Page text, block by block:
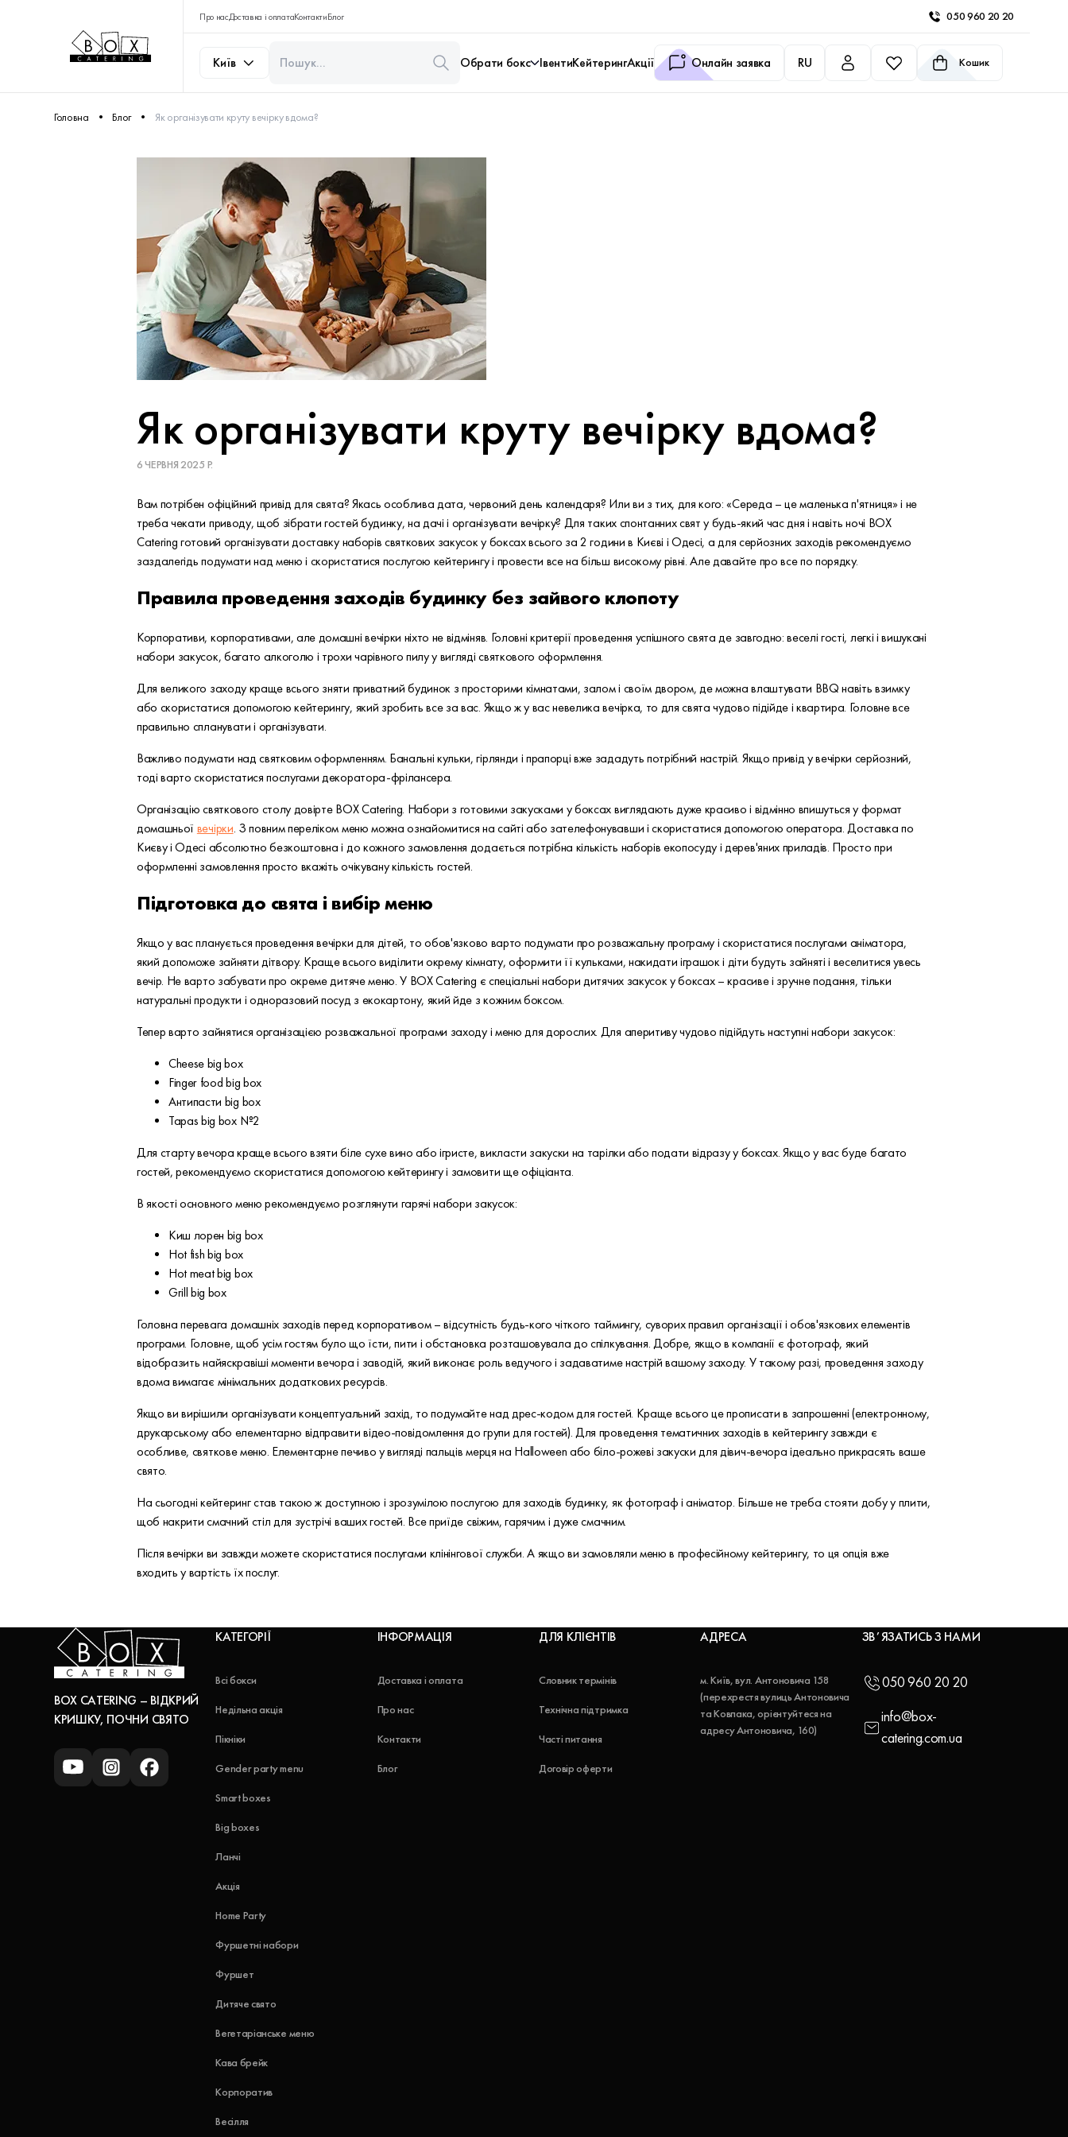
Про насДоставка і оплатаКонтактиБлог 050 960 20 20
Київ Обрати бокс ІвентиКейтерингАкції Онлайн заявка RU Кошик
Головна Блог Як організувати круту вечірку вдома?
Як організувати круту вечірку вдома?
6 ЧЕРВНЯ 2025 Р.
Вам потрібен офіційний привід для свята? Якась особлива дата, червоний день календаря? Или ви з тих, для кого: «Середа – це маленька п'ятниця» і не
треба чекати приводу, щоб зібрати гостей будинку, на дачі і організувати вечірку? Для таких спонтанних свят у будь-який час дня і навіть ночі BOX
Catering готовий організувати доставку наборів святкових закусок у боксах всього за 2 години в Києві і Одесі, а для серйозних заходів рекомендуємо
заздалегідь подумати над меню і скористатися послугою кейтерингу і провести все на більш високому рівні. Але давайте про все по порядку.
Правила проведення заходів будинку без зайвого клопоту
Корпоративи, корпоративами, але домашні вечірки ніхто не відміняв. Головні критерії проведення успішного свята де завгодно: веселі гості, легкі і вишукані
набори закусок, багато алкоголю і трохи чарівного пилу у вигляді святкового оформлення.
Для великого заходу краще всього зняти приватний будинок з просторими кімнатами, залом і своїм двором, де можна влаштувати BBQ навіть взимку
або скористатися допомогою кейтерингу, який зробить все за вас. Якщо ж у вас невелика вечірка, то для свята чудово підійде і квартира. Головне все
правильно спланувати і організувати.
Важливо подумати над святковим оформленням. Банальні кульки, гірлянди і прапорці вже зададуть потрібний настрій. Якщо привід у вечірки серйозний,
тоді варто скористатися послугами декоратора-фрілансера.
Організацію святкового столу довірте BOX Catering. Набори з готовими закусками у боксах виглядають дуже красиво і відмінно впишуться у формат
домашньої вечірки. З повним переліком меню можна ознайомитися на сайті або зателефонувавши і скористатися допомогою оператора. Доставка по
Києву і Одесі абсолютно безкоштовна і до кожного замовлення додається потрібна кількість наборів екопосуду і дерев'яних приладів. Просто при
оформленні замовлення просто вкажіть очікувану кількість гостей.
Підготовка до свята і вибір меню
Якщо у вас планується проведення вечірки для дітей, то обов'язково варто подумати про розважальну програму і скористатися послугами аніматора,
який допоможе зайняти дітвору. Краще всього виділити окрему кімнату, оформити її кульками, накидати іграшок і діти будуть зайняті і веселитися увесь
вечір. Не варто забувати про окреме дитяче меню. У BOX Catering є спеціальні набори дитячих закусок у боксах – красиве і зручне подання, тільки
натуральні продукти і одноразовий посуд з екокартону, який йде з кожним боксом.
Тепер варто зайнятися організацією розважальної програми заходу і меню для дорослих. Для аперитиву чудово підійдуть наступні набори закусок:
Cheese big box
Finger food big box
Антипасти big box
Tapas big box №2
Для старту вечора краще всього взяти біле сухе вино або ігристе, викласти закуски на тарілки або подати відразу у боксах. Якщо у вас буде багато
гостей, рекомендуємо скористатися допомогою кейтерингу і замовити ще офіціанта.
В якості основного меню рекомендуємо розглянути гарячі набори закусок:
Киш лорен big box
Hot fish big box
Hot meat big box
Grill big box
Головна перевага домашніх заходів перед корпоративом – відсутність будь-кого чіткого таймингу, суворих правил організації і обов'язкових елементів
програми. Головне, щоб усім гостям було що їсти, пити і обстановка розташовувала до спілкування. Добре, якщо в компанії є фотограф, який
відобразить найяскравіші моменти вечора і заводій, який виконає роль ведучого і задаватиме настрій вашому заходу. У такому разі, проведення заходу
вдома вимагає мінімальних додаткових ресурсів.
Якщо ви вирішили організувати концептуальний захід, то подумайте над дрес-кодом для гостей. Краще всього це прописати в запрошенні (електронному,
друкарському або елементарно відправити відео-повідомлення до групи для гостей). Для проведення тематичних заходів в кейтерингу завжди є
особливе, святкове меню. Елементарне печиво у вигляді пальців мерця на Halloween або біло-рожеві закуски для дівич-вечора ідеально прикрасять ваше
свято.
На сьогодні кейтеринг став такою ж доступною і зрозумілою послугою для заходів будинку, як фотограф і аніматор. Більше не треба стояти добу у плити,
щоб накрити смачний стіл для зустрічі ваших гостей. Все приїде свіжим, гарячим і дуже смачним.
Після вечірки ви завжди можете скористатися послугами клінінгової служби. А якщо ви замовляли меню в професійному кейтерингу, то ця опція вже
входить у вартість їх послуг.
BOX CATERING – ВІДКРИЙ
КРИШКУ, ПОЧНИ СВЯТО
КАТЕГОРІЇ
Всі бокси
Недільна акція
Пікніки
Gender party menu
Smart boxes
Big boxes
Ланчі
Акція
Home Party
Фуршетні набори
Фуршет
Дитяче свято
Вегетаріанське меню
Кава брейк
Корпоратив
Весілля
ІНФОРМАЦІЯ
Доставка і оплата
Про нас
Контакти
Блог
ДЛЯ КЛІЄНТІВ
Словник термінів
Технічна підтримка
Часті питання
Договір оферти
АДРЕСА
м. Київ, вул. Антоновича 158
(перехрестя вулиць Антоновича
та Ковпака, орієнтуйтеся на
адресу Антоновича, 160)
ЗВʼЯЗАТИСЬ З НАМИ
050 960 20 20
info@box-
catering.com.ua